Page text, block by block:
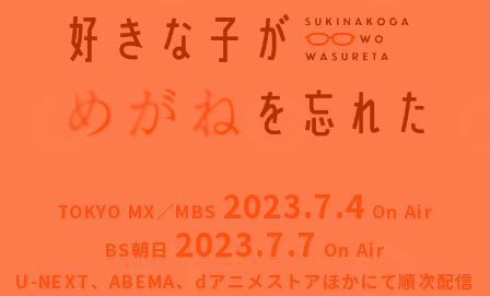
TOKYO MX／MBS 2023.7.4 On Air
BS朝日 2023.7.7 On Air
U-NEXT、ABEMA、dアニメストアほかにて順次配信